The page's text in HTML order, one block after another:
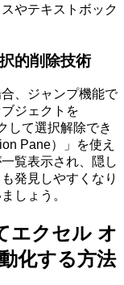
やテキストボック
的削除技術
、ジャンプ機能で
ジェクトを
して選択解除でき
Pane）」を使え
覧表示され、隠し
発見しやすくなり
しょう。
エクセル オ
化する方法